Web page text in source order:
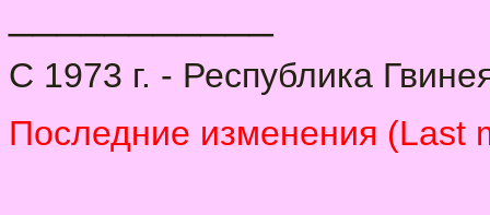
C 1973 г. - Республика
Последние изменения (Last